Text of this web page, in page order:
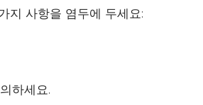
지 사항을 염두에 두세요:
하세요.